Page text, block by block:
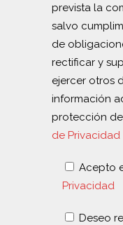
prevista la
salvo
de
rectificar y
ejercer otros
información
protección
de Privacidad
Acepto
Privacidad
Deseo